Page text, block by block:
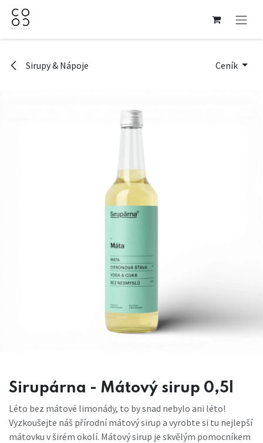
Přejít na obsah
Sirupy & Nápoje Ceník
Sirupárna - Mátový sirup 0,5l
Léto bez mátové limonády, to by snad nebylo ani léto!
Vyzkoušejte náš přírodní mátový sirup a vyrobte si tu nejlepší
mátovku v širém okolí. Mátový sirup je skvělým pomocníkem